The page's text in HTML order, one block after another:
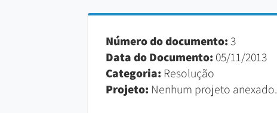
Número do documento:3
Data do Documento: 05/11/2013
Categoria: Resolução
Projeto: Nenhum projeto anexado.